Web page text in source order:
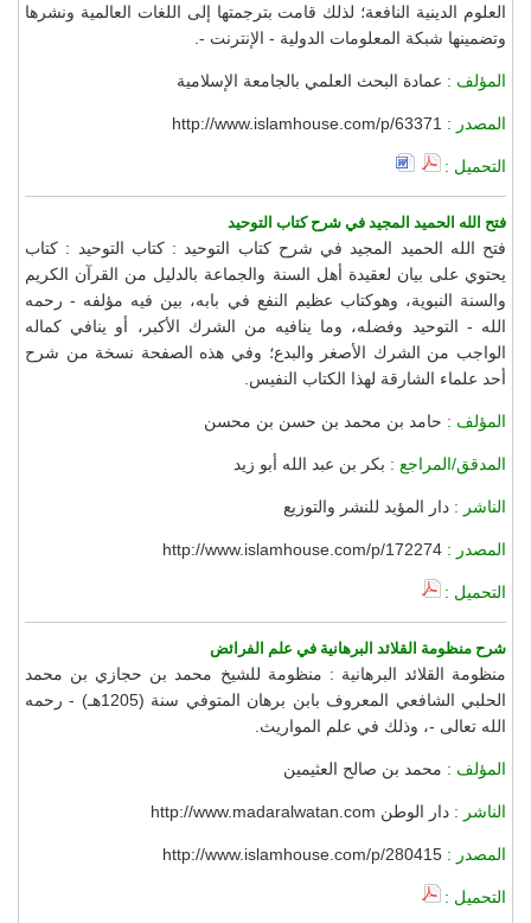
العلوم الدينية النافعة؛ لذلك قامت بترجمتها إلى اللغات العالمية ونشرها
وتضمينها شبكة المعلومات الدولية - الإنترنت -.
المؤلف : عمادة البحث العلمي بالجامعة الإسلامية
المصدر : http://www.islamhouse.com/p/63371
التحميل :
فتح الله الحميد المجيد في شرح كتاب التوحيد
فتح الله الحميد المجيد في شرح كتاب التوحيد : كتاب التوحيد : كتاب
يحتوي على بيان لعقيدة أهل السنة والجماعة بالدليل من القرآن الكريم
والسنة النبوية، وهوكتاب عظيم النفع في بابه، بين فيه مؤلفه - رحمه
الله - التوحيد وفضله، وما ينافيه من الشرك الأكبر، أو ينافي كماله
الواجب من الشرك الأصغر والبدع؛ وفي هذه الصفحة نسخة من شرح
أحد علماء الشارقة لهذا الكتاب النفيس.
المؤلف : حامد بن محمد بن حسن بن محسن
المدقق/المراجع : بكر بن عبد الله أبو زيد
الناشر : دار المؤيد للنشر والتوزيع
المصدر : http://www.islamhouse.com/p/172274
التحميل :
شرح منظومة القلائد البرهانية في علم الفرائض
منظومة القلائد البرهانية : منظومة للشيخ محمد بن حجازي بن محمد
الحلبي الشافعي المعروف بابن برهان المتوفي سنة (1205هـ) - رحمه
الله تعالى -، وذلك في علم المواريث.
المؤلف : محمد بن صالح العثيمين
الناشر : دار الوطن http://www.madaralwatan.com
المصدر : http://www.islamhouse.com/p/280415
التحميل :